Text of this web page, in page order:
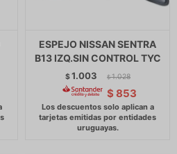
ESPEJO NISSAN SENTRA
B13 IZQ.SIN CONTROL TYC
$1.003 $ 1.028
$ 853